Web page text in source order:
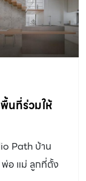
วที่มีพื้นที่จึงเป็น
กาศที่คำว่า
งในระยะยาว
องจิตใจ
ารได้ใช้เวลา
ะความงามเข้า
บให้บ้านเป็น
ป็นส่วนตัวที่จับ
นที่ร่วมให้
Path บ้าน
อ แม่ ลูกที่ตั้ง